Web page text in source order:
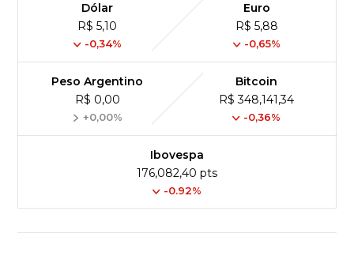
Dólar
R$ 5,10
-0,34%
Euro
R$ 5,88
-0,65%
Peso Argentino
R$ 0,00
+0,00%
Bitcoin
R$ 348,141,34
-0,36%
Ibovespa
176,082,40 pts
-0.92%